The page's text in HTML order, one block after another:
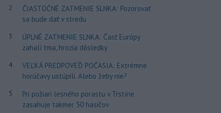
2
ČIASTOČNÉ ZATMENIE SLNKA: Pozorovať
sa bude dať v stredu
3
ÚPLNÉ ZATMENIE SLNKA: Časť Európy
zahalí tma, hrozia dôsledky
4
VEĽKÁ PREDPOVEĎ POČASIA: Extrémne
horúčavy ustúpili. Alebo žeby nie?
5
Pri požiari lesného porastu v Trstíne
zasahuje takmer 50 hasičov